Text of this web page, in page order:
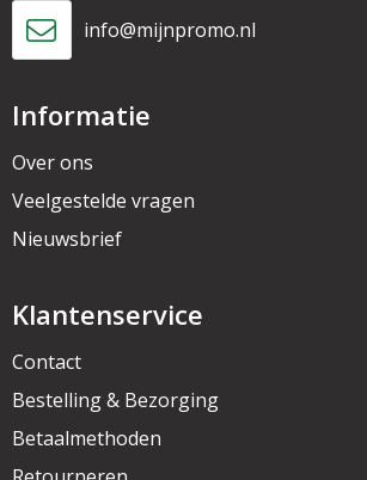
info@mijnpromo.nl
Informatie
Over ons
Veelgestelde vragen
Nieuwsbrief
Klantenservice
Contact
Bestelling & Bezorging
Betaalmethoden